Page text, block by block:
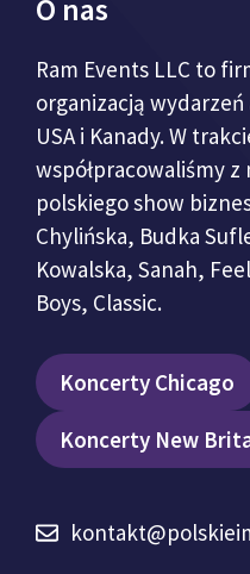
O nas
Ram Events LLC to
organizacją
USA i Kanady. W
współpracowaliśmy
polskiego show
Chylińska, Budka
Kowalska, Sanah,
Boys, Classic.
Koncerty Chicago
Koncerty New